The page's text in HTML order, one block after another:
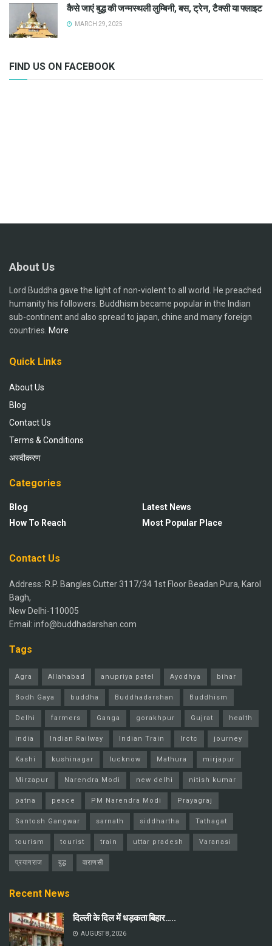
कैसे जाएं बुद्ध की जन्मस्थली लुम्बिनी, बस, ट्रेन, टैक्सी या फ्लाइट
MARCH 29, 2025
FIND US ON FACEBOOK
About Us
Lord Buddha gave the light of non-violent to all world. He preached
humanity his followers. Buddhism became popular in the Indian
sub-continent and also spread to japan, chine and many foreign
countries. More
Quick Links
About Us
Blog
Contact Us
Terms & Conditions
अस्वीकरण
Categories
Blog
How To Reach
Latest News
Most Popular Place
Contact Us
Address: R.P. Bangles Cutter 3117/34 1st Floor Beadan Pura, Karol
Bagh,
New Delhi-110005
Email: info@buddhadarshan.com
Tags
Agra Allahabad anupriya patel Ayodhya bihar
Bodh Gaya buddha Buddhadarshan Buddhism
Delhi farmers Ganga gorakhpur Gujrat health
india Indian Railway Indian Train Irctc journey
Kashi kushinagar lucknow Mathura mirjapur
Mirzapur Narendra Modi new delhi nitish kumar
patna peace PM Narendra Modi Prayagraj
Santosh Gangwar sarnath siddhartha Tathagat
tourism tourist train uttar pradesh Varanasi
प्रयागराज बुद्ध वाराणसी
Recent News
दिल्ली के दिल में धड़कता बिहार…..
AUGUST 8, 2026